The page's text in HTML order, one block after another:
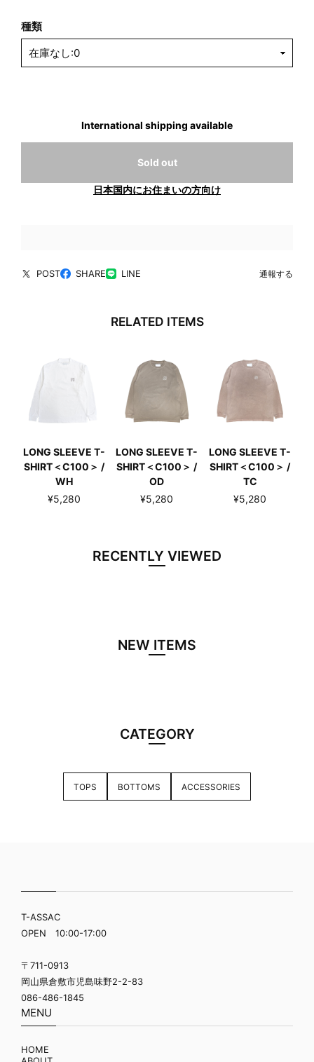
種類
International shipping available
Sold out
日本国内にお住まいの方向け
POST SHARE LINE 通報する
RELATED ITEMS
LONG SLEEVE T-
SHIRT＜C100＞ /
WH
¥5,280
LONG SLEEVE T-
SHIRT＜C100＞ /
OD
¥5,280
LONG SLEEVE T-
SHIRT＜C100＞ /
TC
¥5,280
RECENTLY VIEWED
NEW ITEMS
CATEGORY
TOPS BOTTOMS ACCESSORIES
T-ASSAC
OPEN 10:00-17:00
〒711-0913
岡山県倉敷市児島味野2-2-83
086-486-1845
MENU
HOME